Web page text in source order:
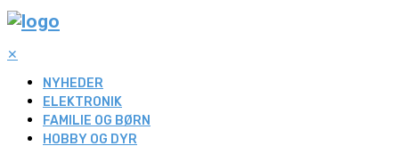
✕
NYHEDER
ELEKTRONIK
FAMILIE OG BØRN
HOBBY OG DYR